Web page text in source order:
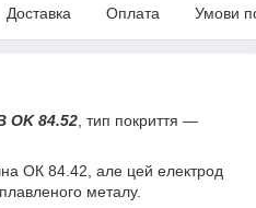
Доставка Оплата Умови
OK 84.52 , тип покриття —
ОК 84.42, але цей електрод
металу.